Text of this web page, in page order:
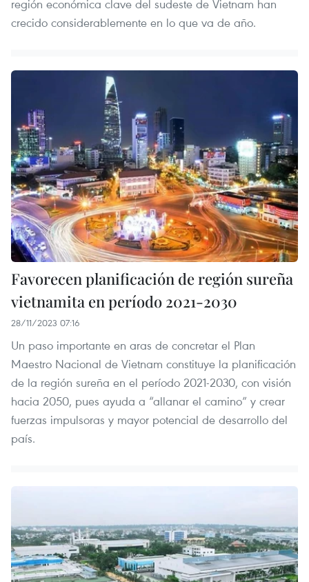
región económica clave del sudeste de Vietnam han
crecido considerablemente en lo que va de año.
Favorecen planificación de región sureña
vietnamita en período 2021-2030
28/11/2023 07:16
Un paso importante en aras de concretar el Plan
Maestro Nacional de Vietnam constituye la planificación
de la región sureña en el período 2021-2030, con visión
hacia 2050, pues ayuda a “allanar el camino” y crear
fuerzas impulsoras y mayor potencial de desarrollo del
país.